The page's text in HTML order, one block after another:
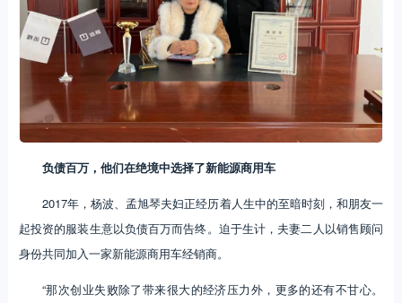
负债百万，他们在绝境中选择了新能源商用车
2017年，杨波、孟旭琴夫妇正经历着人生中的至暗时刻，和朋友一
起投资的服装生意以负债百万而告终。迫于生计，夫妻二人以销售顾问
身份共同加入一家新能源商用车经销商。
“那次创业失败除了带来很大的经济压力外，更多的还有不甘心。